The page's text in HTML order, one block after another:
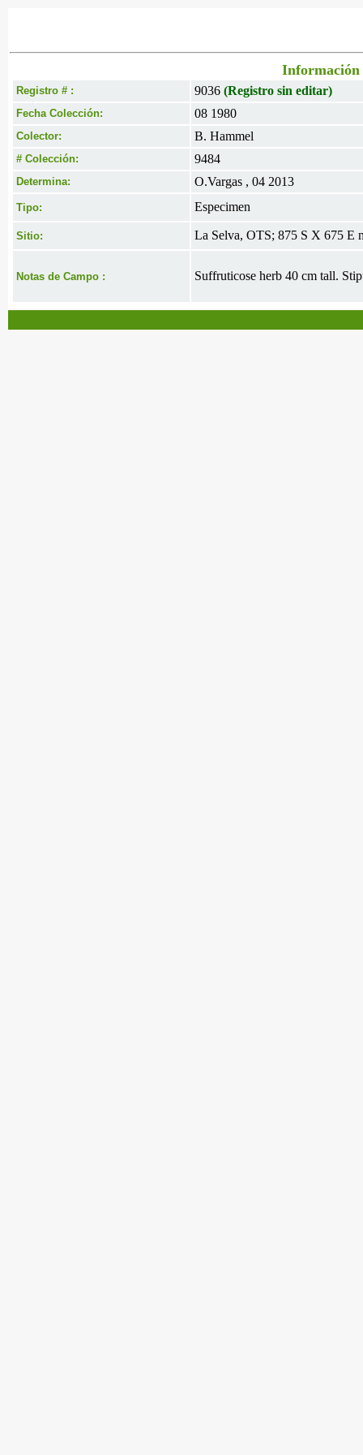
Información
Registro # : 9036 (Registro sin editar)
Fecha Colección: 08 1980
Colector: B. Hammel
# Colección: 9484
Determina: O.Vargas , 04 2013
Tipo: Especimen
Sitio: La Selva, OTS; 875 S X 675 E
Notas de Campo : Suffruticose herb 40 cm tall.